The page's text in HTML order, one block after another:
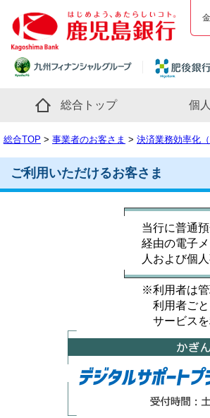
総合トップ 個
総合TOP > 事業者のお客さま > 決済業務効率化
ご利用いただけるお客さま
当行に普通
経由の電子
人および個
※利用者は
利用者ご
サービス